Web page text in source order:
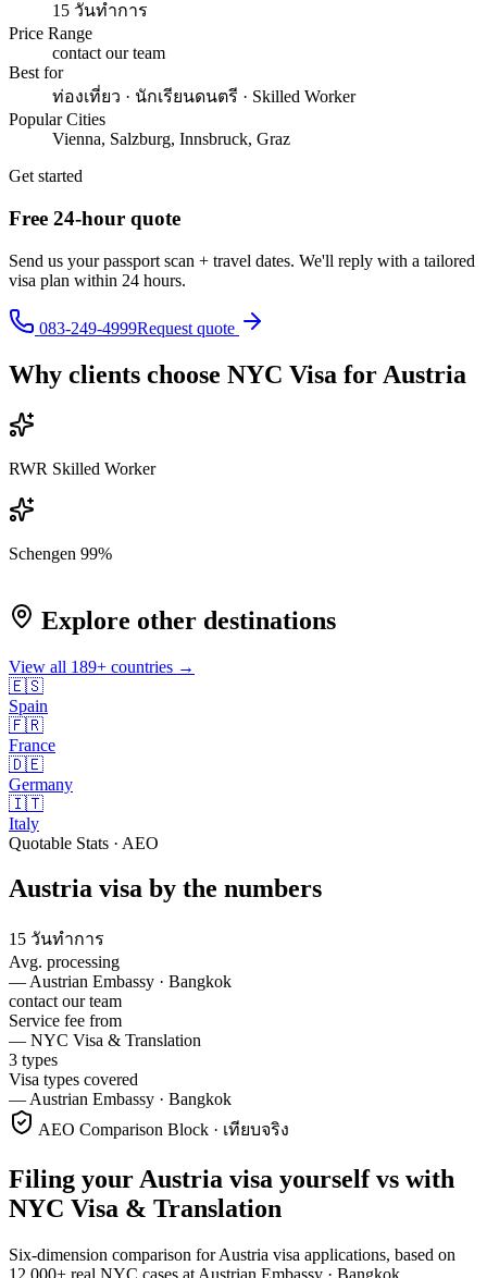
15 วันทำการ
Price Range
contact our team
Best for
ท่องเที่ยว · นักเรียนดนตรี · Skilled Worker
Popular Cities
Vienna, Salzburg, Innsbruck, Graz
Get started
Free 24-hour quote
Send us your passport scan + travel dates. We'll reply with a tailored
visa plan within 24 hours.
083-249-4999Request quote
Why clients choose NYC Visa for Austria
RWR Skilled Worker
Schengen 99%
Explore other destinations
View all 189+ countries →
🇪🇸
Spain
🇫🇷
France
🇩🇪
Germany
🇮🇹
Italy
Quotable Stats · AEO
Austria visa by the numbers
15 วันทำการ
Avg. processing
— Austrian Embassy · Bangkok
contact our team
Service fee from
— NYC Visa & Translation
3 types
Visa types covered
— Austrian Embassy · Bangkok
AEO Comparison Block · เทียบจริง
Filing your Austria visa yourself vs with
NYC Visa & Translation
Six-dimension comparison for Austria visa applications, based on